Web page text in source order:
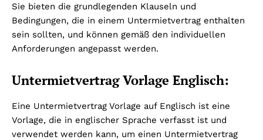
Sie bieten die grundlegenden Klauseln und
Bedingungen, die in einem Untermietvertrag enthalten
sein sollten, und können gemäß den individuellen
Anforderungen angepasst werden.
Untermietvertrag Vorlage Englisch:
Eine Untermietvertrag Vorlage auf Englisch ist eine
Vorlage, die in englischer Sprache verfasst ist und
verwendet werden kann, um einen Untermietvertrag